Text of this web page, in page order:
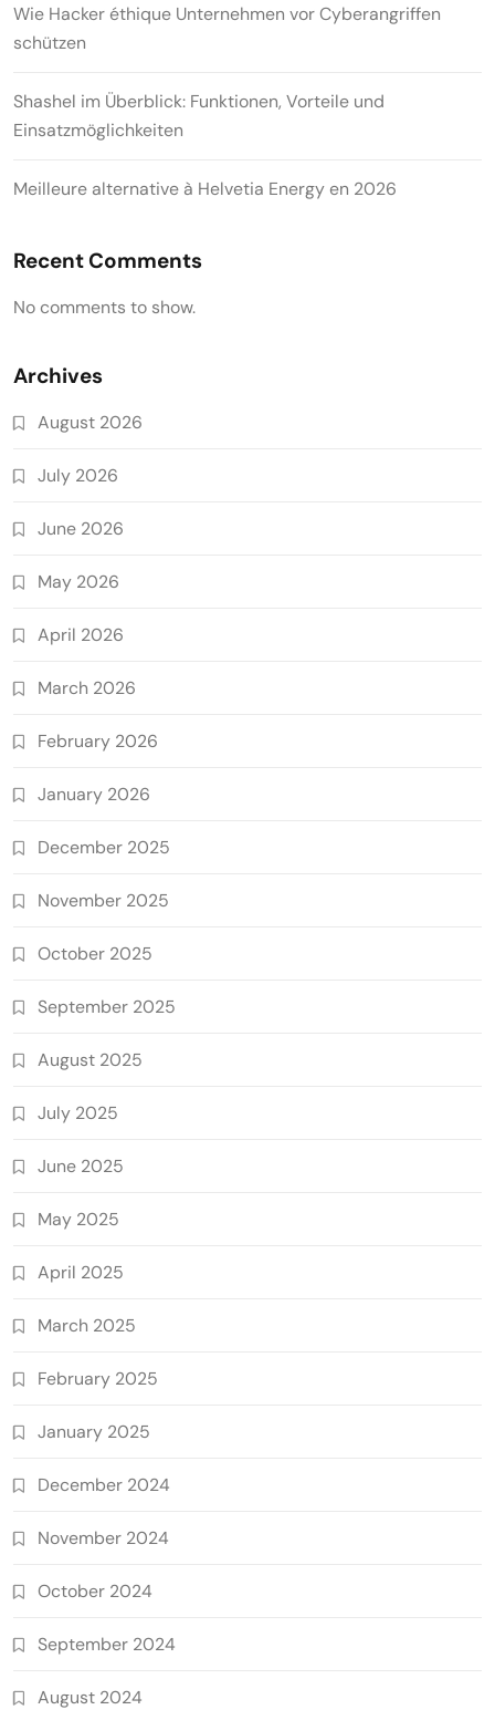
Wie Hacker éthique Unternehmen vor Cyberangriffen
schützen
Shashel im Überblick: Funktionen, Vorteile und
Einsatzmöglichkeiten
Meilleure alternative à Helvetia Energy en 2026
Recent Comments
No comments to show.
Archives
August 2026
July 2026
June 2026
May 2026
April 2026
March 2026
February 2026
January 2026
December 2025
November 2025
October 2025
September 2025
August 2025
July 2025
June 2025
May 2025
April 2025
March 2025
February 2025
January 2025
December 2024
November 2024
October 2024
September 2024
August 2024